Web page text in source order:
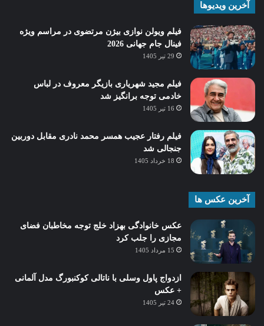
آخرین ویدیوها
فیلم ویولن نوازی بیژن مرتضوی در مراسم ویژه
فینال جام جهانی 2026
29 تیر 1405
فیلم مجید شهریاری بازیگر معروف در لباس
خادمی توجه برانگیز شد
16 تیر 1405
فیلم رفتار عجیب همسر محمد نادری مقابل دوربین
جنجالی شد
18 خرداد 1405
آخرین عکس ها
عکس خانوادگی بهزاد خلج توجه مخاطبان فضای
مجازی را جلب کرد
15 مرداد 1405
ازدواج پاول وسلی با ناتالی کوکنبورگ مدل آلمانی
+ عکس
24 تیر 1405